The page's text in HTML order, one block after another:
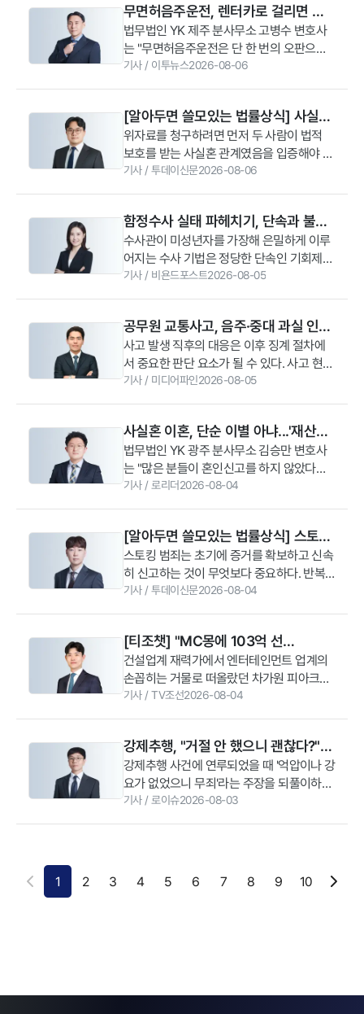
운영 등을 지원하고 있다.YK는 향후 중앙협
의회 운영 및 행정에 필요한 제반 법률 자문
을 제공할 계획이다. 전국 교정위원 및 그 가
족을 대상으로 무료 법률 상담 등 다양한 혜
택을 제공하며 교정 봉사 활동 중 발생하는
법적 고충에 대해서도 법률 조력을 지원한다
는 구상이다.YK는 이번 협약 이전부터 사내
교정 봉사단체인 ‘희망지원단’을 통해 전국
교정시설 지원 사업을 진행했다. 총 56명 규
모인 희망지원단은 김동현 고문이 이끌고 있
다. 희망지원단은 서울·대구·대전·광주 등 전
국 4개 지방교정청 및 산하 교도소·구치소에
서 수용자 교화 멘토링, 법률 상담 및 교화 프
로그램에 참여하고 있다.강경훈 YK 대표변
호사는 “교정은 수용자가 다시 사회의 일원
으로 건강하게 돌아갈 수 있도록 돕는 중요
한 과정”이라며 “수용자와 그 가족들이 겪는
법률적 어려움을 지원하기 위해 YK 변호사
들이 법률 상담과 교화 멘토링 등에 적극 동
참할 것”이라고 말했다.
한 멘토링 지원에도 나설 계획이다.6일 YK
에 따르면 협약식은 지난 5일 서울 강남구
YK 주사무소에서 열렸다. 행사에는 강경훈
법무법인 YK 대표변호사를 비롯해 김동현
고문위원, 김보경 파트너변호사, 장철원 변
(CPO) 등이 참석했다. 교정위원 중앙협의회
에서는 유동근 회장, 임영춘 수석부회장, 성
강민 사무총장 등이 자리했다.교정위원 중앙
협의회는 1998년 설립된 법무부 산하 협의
체로 전국 4700여 명의 교정위원을 대표하
는 기관이다. 종교인과 상담 전문가, 심리치
료사, 사회복지사 등으로 구성돼 있으며 수
용자 상담과 교정·교화 프로그램 운영, 직업
훈련 지원, 사회 복귀 지원 등의 활동을 펼치
고 있다.이번 협약에 따라 양측은 수용자의
교정·교화 사업 지원과 함께 교정위원 및 가
족을 대상으로 한 법률 지원 체계를 마련하
기로 했다.YK는 중앙협의회 운영 과정에서
필요한 법률 자문을 제공하고 전국 교정위원
과 가족을 대상으로 무료 법률 상담을 진행
할 예정이다. 또한 교정 봉사 활동 과정에서
발생할 수 있는 법률적 문제에 대해서도 조
력할 방침이다.앞서 YK는 사내 교정 봉사 조
직인 ‘희망지원단’을 통해 교정시설 지원 활
동을 진행해왔다. 김동현 고문을 단장으로
변호사와 관계자 등 56명이 참여하고 있으
담과 교화 프로그램 등을 진행 중이다.향후
희망지원단을 통해서는 수용자 자녀 지원과
교정시설 내 출산 관련 물품 지원, 취약 수용
자 대상 무료 법률 상담, 생활법률 교육 등을
지원, 생활법률 교육 등도 제공할 계획이다.
강경훈 대표변호사는 “교정은 수용자가 사
회 구성원으로 다시 복귀할 수 있도록 돕는
중요한 과정”이라며 “수용자와 가족들이 겪
했다.
무면허음주운전, 렌터카로 걸리면 어
떻게 될까? 면허 취소자들이 간과하는
법적 리스크
법무법인 YK 제주 분사무소 고병수 변호사
는 "무면허음주운전은 단 한 번의 오판으로
도 형사처벌과 천문학적인 민사상 손해배상
형 선고 가능성이 매우 높으며, 집행유예 기
간 중 재범인 경우에는 구속 수사를 피하기
어렵다”라며 “만약 불미스러운 사고에 휘말
렸다면 혼자서 임의로 판단해 진술을 번복하
거나 섣부른 합의를 시도하기보다, 사건 발
권익 보호에 힘써야 한다”라고 말했다.
기사/ 이투뉴스2026-08-06
[알아두면 쓸모있는 법률상식] 사실혼
이혼, 학벌·재력 속인 배우자에게 위자
료 청구할 수 있을까
위자료를 청구하려면 먼저 두 사람이 법적
보호를 받는 사실혼 관계였음을 입증해야 한
다. 사실혼을 증명하는 별도의 공식 서류는
필요하다. 결혼식이나 상견례 사진, 지인들
의 진술서, 공동 금융거래 내역, 주민등록등
본 등이 주요 증거로 활용될 수 있다.이와 함
께 기망행위가 사실혼 파탄의 주된 원인이었
음을 입증하는 과정도 필요하다. 단순한 과
결정할 정도의 중대한 기망이 있었는지, 기
망이 지속된 기간과 진실을 알게 된 이후 어
떤 경위로 관계가 파탄에 이르렀는지 등이
중요한 판단 요소가 된다. 또한 불면증, 직장
내 명예 실추, 가족 관계 악화 등 피해자가 겪
은 정신적·사회적 손해를 객관적인 자료로
입증하면 위자료 산정에도 도움이 될 수 있
다.
기사/투데이신문2026-08-06
함정수사 실태 파헤치기, 단속과 불법
사이의 결정적 차이
수사관이 미성년자를 가장해 은밀하게 이루
어지는 수사 기법은 정당한 단속인 기회제공
형 수사와 위법한 범의유발형 함정수사의 경
범죄 의도가 미리 존재했는지를 대화록에 정
황 증거를 바탕으로 치밀하게 분석하여 수사
절차의 정당성을 따져야 한다.
기사/ 비욘드포스트2026-08-05
공무원 교통사고, 음주·중대 과실 인정
되면 징계까지 이어질 수 있어 [곽태영
변호사 칼럼]
사고 발생 직후의 대응은 이후 징계 절차에
서 중요한 판단 요소가 될 수 있다. 사고 현장
에서는 이탈하지 않고 부상자 구호와 경찰
인 자료를 확보하는 것도 중요하다. 형사 절
차와 징계 절차가 별도로 진행될 수 있는 공
무원 교통사고는 초기 대응 과정에서 사실관
계를 명확히 정리하고 적절한 대응 방향을
마련하는 것이 필요하다.공무원 교통사고는
있어 사고 초기 대응이 중요하다. 사고 경위
와 과실 정도를 객관적인 자료로 입증하고
징계 절차에도 적극적으로 대응해야 불이익
을 최소화할 수 있다. (법무법인 YK 대구 분
사무소 곽태영 변호사)
기사/ 미디어파인2026-08-05
사실혼 이혼, 단순 이별 아냐...'재산분
할·위자료' 법적 공방 이어지는 이유
법무법인 YK 광주 분사무소 김승만 변호사
는 "많은 분들이 혼인신고를 하지 않았다는
이유만으로 헤어질 때 자신의 법적 권리를
이혼 과정에서는 단순 동거와의 차이점을 증
명할 수 있는 정황 증거 확보가 승패를 가르
는 핵심인 만큼, 혼인 생활의 실체를 입증할
수 있는 금융거래 내역이나 대화 기록 등을
사전에 철저히 수집하는 것이 중요하다"라고
기사/로리더2026-08-04
[알아두면 쓸모있는 법률상식] 스토킹
처벌법, 반복되는 스토킹 괴롭힘 확실
하게 대응하자
스토킹 범죄는 초기에 증거를 확보하고 신속
히 신고하는 것이 무엇보다 중요하다. 반복
적인 접근이나 연락이 이어진다면 혼자 대응
것이 바람직하다스토킹 행위가 반복된다면
초기 단계부터 적극적으로 법적 대응을 준비
하는 것이 효과적이다. 증거 자료를 체계적
으로 정리해 수사기관과 법적 절차에 임하는
태도가 피해를 최소화하고 추가 피해를 예방
기사/투데이신문2026-08-04
[티조챗] "MC몽에 103억 선
물"→"300억 사기 혐의"…'엔터 큰손'
차가원은 왜 구속됐나
건설업계 재력가에서 엔터테인먼트 업계의
손꼽히는 거물로 떠올랐던 차가원 피아크그
룹 회장 겸 원헌드레드 대표가 끝내 구속됐
기 위해 미리 건넨 돈)을 챙기고 지인의 전세
보증금까지 돌려주지 않은 혐의다.화려한 제
국의 왕좌에서 벌어진 300억 대 사기극, 그
리고 그 뒤에 숨겨진 임금 체납과 엠씨몽의
매서운 폭주까지. 연예계를 소용돌이 속으로
간 54억원도 사기 혐의로 보고 있다.차 대표
는 지인에게 서로 소유한 주택에 각각 전세
르다. 서로의 집에 입주하기로 하고 돈을 받
기사/TV조선2026-08-04
강제추행, "거절 안 했으니 괜찮다?"
착각이 부르는 법적 처벌
강제추행 사건에 연루되었을 때 '억압이나 강
요가 없었으니 무죄'라는 주장을 되풀이하거
나 피해자에게 직접 연락하여 합의를 종용하
관의 구속영장 청구나 양형 기준에서 매우
불리하게 작용할 수 있다. 물리적 강압이 없
기사/로이슈2026-08-03
1 2 3 4 5 6 7 8 9 10